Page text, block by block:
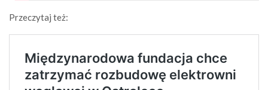
Przeczytaj też: